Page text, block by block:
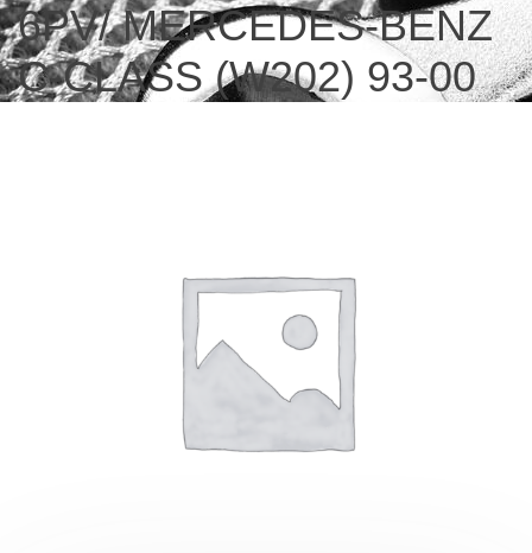
6PV/ MERCEDES-BENZ
C-CLASS (W202) 93-00